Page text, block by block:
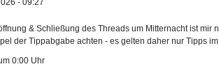
- 09:27
& Schließung des Threads um Mitternacht ist mir
der Tippabgabe achten - es gelten daher nur Tipps
0:00 Uhr